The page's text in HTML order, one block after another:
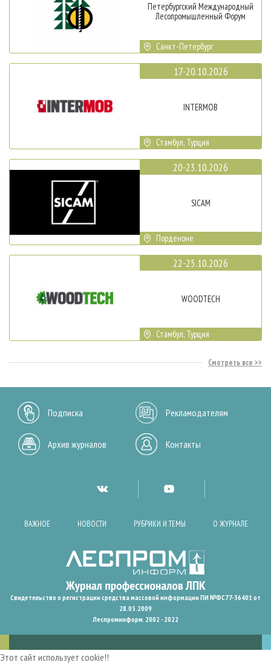
Петербургский Международный
Лесопромышленный Форум
Санкт-Петербург
17-20.10.2026
INTERMOB
Стамбул, Турция
20-23.10.2026
SICAM
Порденоне
22-25.10.2026
WOODTECH
Стамбул, Турция
Смотреть все
Подписка Рекламодателям
Архив журналов Контакты
ВАЖНОЕ НОВОСТИ РУБРИКИ И ТЕМЫ О ЖУРНАЛЕ
Свидетельство о регистрации средства массовой информации ПИ №ФС77-36401 от
28.05.2009
Леспроминформ. 2002 - 2022
Этот сайт использует cookie!!